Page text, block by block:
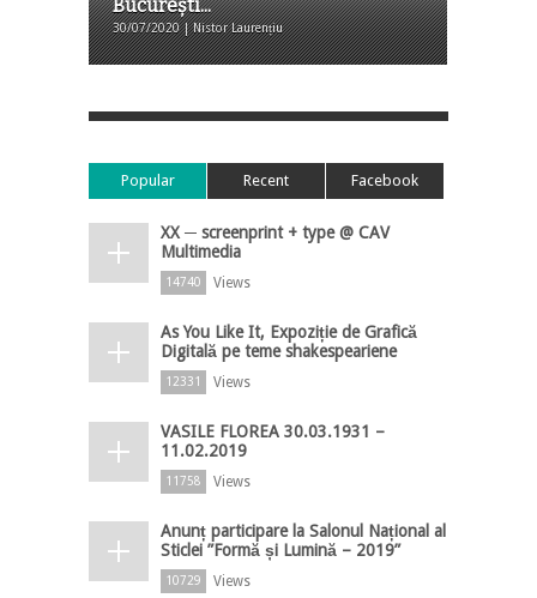
București...
30/07/2020 | Nistor Laurențiu
Popular Recent Facebook
XX ─ screenprint + type @ CAV
Multimedia
14740 Views
As You Like It, Expoziție de Grafică
Digitală pe teme shakespeariene
12331 Views
VASILE FLOREA 30.03.1931 –
11.02.2019
11758 Views
Anunț participare la Salonul Național al
Sticlei ”Formă și Lumină – 2019”
10729 Views